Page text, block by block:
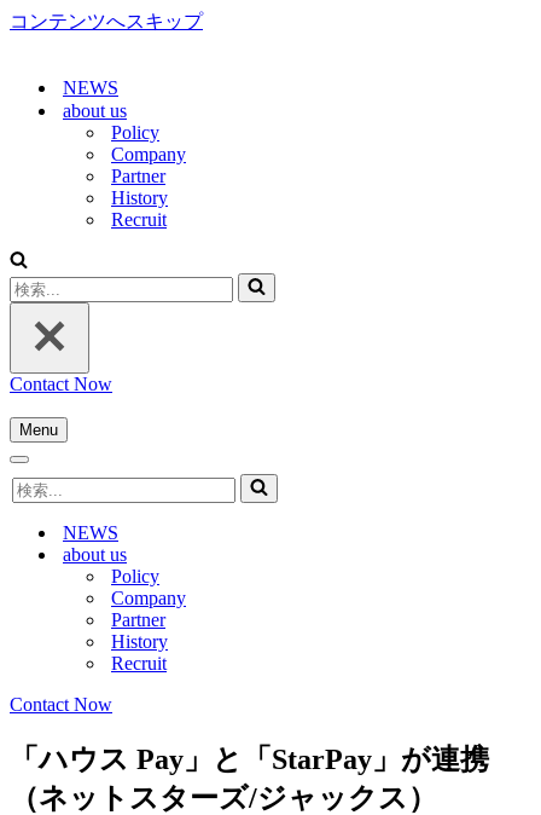
コンテンツへスキップ
NEWS
about us
Policy
Company
Partner
History
Recruit
検
索...
Contact Now
Menu
ナ
ゲ
シ
ョ
ナ
ビ
検
索...
NEWS
about us
Policy
Company
Partner
History
Recruit
Contact Now
「ハウス Pay」と「StarPay」が連携
（ネットスターズ/ジャックス）